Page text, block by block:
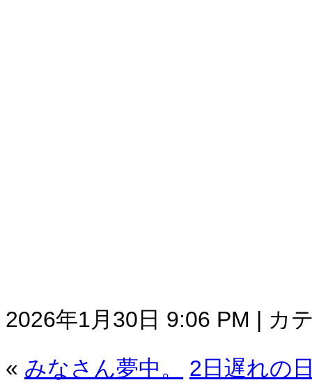
2026年1月30日 9:06 PM | カ
« みなさん夢中。
2日遅れの